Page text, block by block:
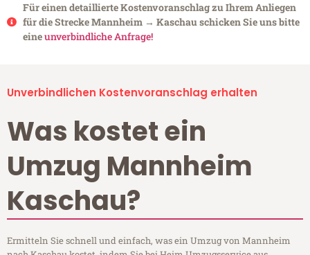
Für einen detaillierte Kostenvoranschlag zu Ihrem Anliegen
für die Strecke Mannheim → Kaschau schicken Sie uns bitte
eineunverbindliche Anfrage!
Unverbindlichen Kostenvoranschlag erhalten
Was kostet ein
Umzug Mannheim
Kaschau?
Ermitteln Sie schnell und einfach, was ein Umzug von Mannheim